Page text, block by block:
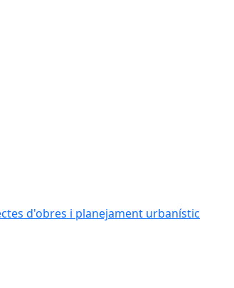
d'obres i planejament urbanístic